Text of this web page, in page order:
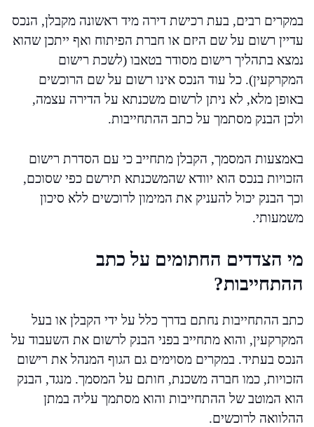
במקרים רבים, בעת רכישת דירה מיד ראשונה מקבלן, הנכס
עדיין רשום על שם היזם או חברת הפיתוח ואף ייתכן שהוא
נמצא בתהליך רישום מסודר בטאבו (לשכת רישום
המקרקעין). כל עוד הנכס אינו רשום על שם הרוכשים
באופן מלא, לא ניתן לרשום משכנתא על הדירה עצמה,
ולכן הבנק מסתמך על כתב ההתחייבות.
באמצעות המסמך, הקבלן מתחייב כי עם הסדרת רישום
הזכויות בנכס הוא יוודא שהמשכנתא תירשם כפי שסוכם,
וכך הבנק יכול להעניק את המימון לרוכשים ללא סיכון
משמעותי.
מי הצדדים החתומים על כתב
ההתחייבות?
כתב ההתחייבות נחתם בדרך כלל על ידי הקבלן או בעל
המקרקעין, והוא מתחייב בפני הבנק לרשום את השעבוד על
הנכס בעתיד. במקרים מסוימים גם הגוף המנהל את רישום
הזכויות, כמו חברה משכנת, חותם על המסמך. מנגד, הבנק
הוא המוטב של ההתחייבות והוא מסתמך עליה במתן
ההלוואה לרוכשים.